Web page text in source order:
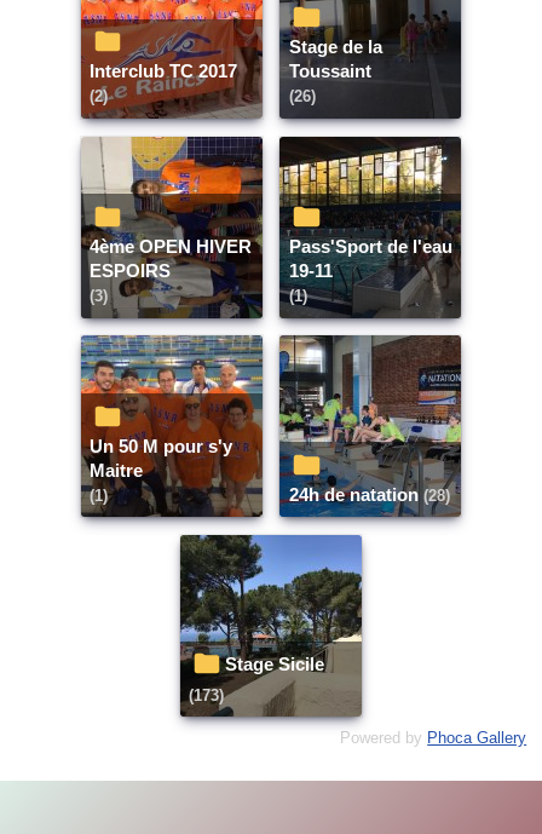
Interclub TC 2017
(2)
Stage de la
Toussaint
(26)
4ème OPEN HIVER
ESPOIRS
(3)
Pass'Sport de l'eau
19-11
(1)
Un 50 M pour s'y
Maitre
(1) 24h de natation (28)
Stage Sicile
(173)
Powered by Phoca Gallery